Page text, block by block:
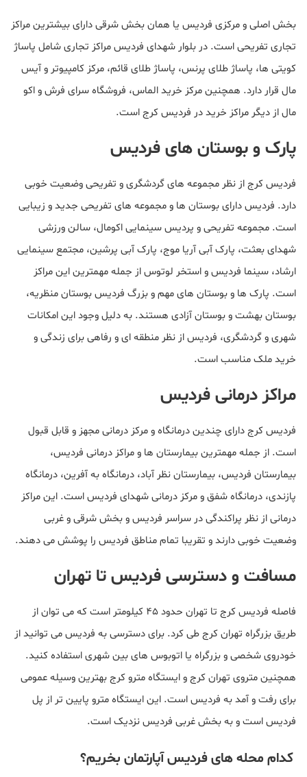
بخش اصلی و مرکزی فردیس یا همان بخش شرقی دارای بیشترین مراکز
تجاری تفریحی است. در بلوار شهدای فردیس مراکز تجاری شامل پاساژ
کویتی ها، پاساژ طلای پرنس، پاساژ طلای قائم، مرکز کامپیوتر و آیس
مال قرار دارد. همچنین مرکز خرید الماس، فروشگاه سرای فرش و اکو
مال از دیگر مراکز خرید در فردیس کرج است.
پارک و بوستان های فردیس
فردیس کرج از نظر مجموعه های گردشگری و تفریحی وضعیت خوبی
دارد. فردیس دارای بوستان ها و مجموعه های تفریحی جدید و زیبایی
است. مجموعه تفریحی و پردیس سینمایی اکومال، سالن ورزشی
شهدای بعثت، پارک آبی آریا موج، پارک آبی پرشین، مجتمع سینمایی
ارشاد، سینما فردیس و استخر لوتوس از جمله مهمترین این مراکز
است. پارک ها و بوستان های مهم و بزرگ فردیس بوستان منظریه،
بوستان بهشت و بوستان آزادی هستند. به دلیل وجود این امکانات
شهری و گردشگری، فردیس از نظر منطقه ای و رفاهی برای زندگی و
خرید ملک مناسب است.
مراکز درمانی فردیس
فردیس کرج دارای چندین درمانگاه و مرکز درمانی مجهز و قابل قبول
است. از جمله مهمترین بیمارستان ها و مراکز درمانی فردیس،
بیمارستان فردیس، بیمارستان نظر آباد، درمانگاه به آفرین، درمانگاه
پازندی، درمانگاه شفق و مرکز درمانی شهدای فردیس است. این مراکز
درمانی از نظر پراکندگی در سراسر فردیس و بخش شرقی و غربی
وضعیت خوبی دارند و تقریبا تمام مناطق فردیس را پوشش می دهند.
مسافت و دسترسی فردیس تا تهران
فاصله فردیس کرج تا تهران حدود 45 کیلومتر است که می توان از
طریق بزرگراه تهران کرج طی کرد. برای دسترسی به فردیس می توانید از
خودروی شخصی و بزرگراه یا اتوبوس های بین شهری استفاده کنید.
همچنین متروی تهران کرج و ایستگاه مترو کرج بهترین وسیله عمومی
برای رفت و آمد به فردیس است. این ایستگاه مترو پایین تر از پل
فردیس است و به بخش غربی فردیس نزدیک است.
کدام محله های فردیس آپارتمان بخریم؟